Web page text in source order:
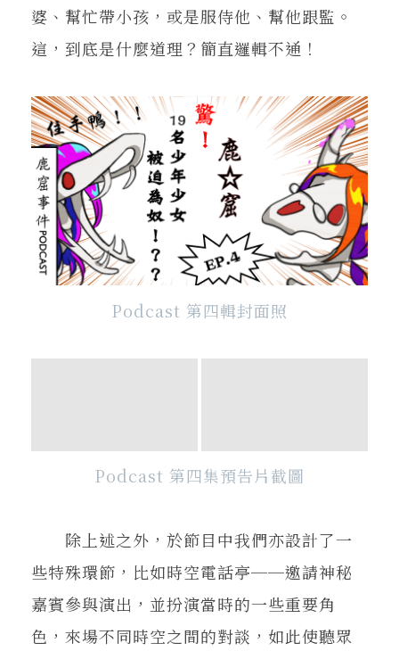
婆、幫忙帶小孩，或是服侍他、幫他跟監。
這，到底是什麼道理？簡直邏輯不通！
Podcast 第四輯封面照
Podcast 第四集預告片截圖
除上述之外，於節目中我們亦設計了一
些特殊環節，比如時空電話亭──邀請神秘
嘉賓參與演出，並扮演當時的一些重要角
色，來場不同時空之間的對談，如此使聽眾